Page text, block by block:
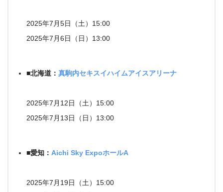
2025年7月5日（土）15:00
2025年7月6日（日）13:00
■北海道： 真駒内セキスイハイムアイスアリーナ
2025年7月12日（土）15:00
2025年7月13日（日）13:00
■愛知： Aichi Sky ExpoホールA
2025年7月19日（土）15:00